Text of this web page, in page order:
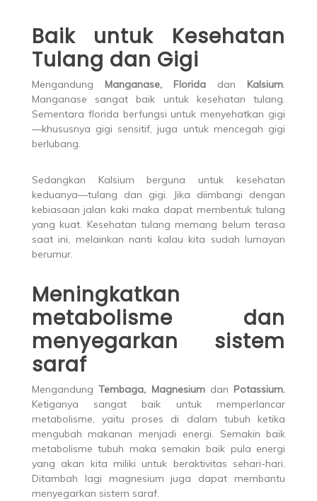
Baik untuk Kesehatan
Tulang dan Gigi
Mengandung Manganase, Florida dan Kalsium.
Manganase sangat baik untuk kesehatan tulang.
Sementara florida berfungsi untuk menyehatkan gigi
—khususnya gigi sensitif, juga untuk mencegah gigi
berlubang.
Sedangkan Kalsium berguna untuk kesehatan
keduanya—tulang dan gigi. Jika diimbangi dengan
kebiasaan jalan kaki maka dapat membentuk tulang
yang kuat. Kesehatan tulang memang belum terasa
saat ini, melainkan nanti kalau kita sudah lumayan
berumur.
Meningkatkan
metabolisme dan
menyegarkan sistem
saraf
MengandungTembaga, Magnesiumdan Potassium.
Ketiganya sangat baik untuk memperlancar
metabolisme, yaitu proses di dalam tubuh ketika
mengubah makanan menjadi energi. Semakin baik
metabolisme tubuh maka semakin baik pula energi
yang akan kita miliki untuk beraktivitas sehari-hari.
Ditambah lagi magnesium juga dapat membantu
menyegarkan sistem saraf.